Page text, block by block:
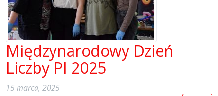
Międzynarodowy Dzień
Liczby PI 2025
15 marca, 2025